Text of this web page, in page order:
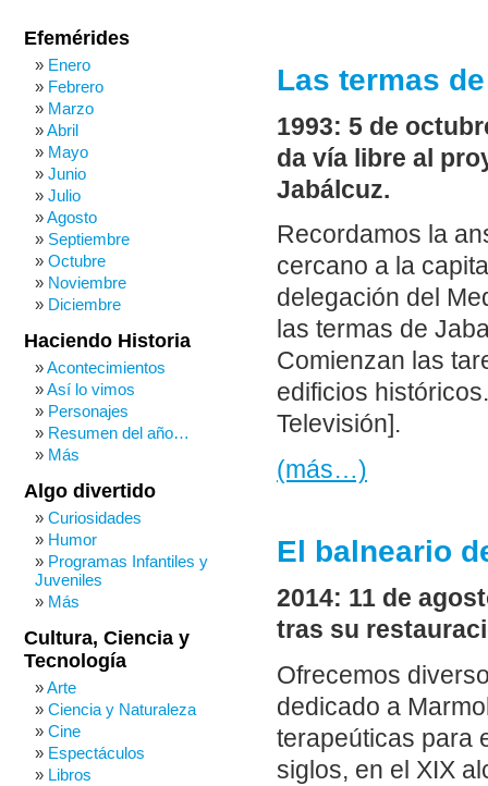
Las termas
1993: 5 de
da vía libre al
Jabálcuz.
Recordamos la
cercano a la
delegación del
las termas de
Comienzan las
edificios
Televisión].
(más…)
El balneario
2014: 11 de
tras su
Ofrecemos
dedicado a
terapeúticas para
siglos, en el XIX
Efemérides
Enero
Febrero
Marzo
Abril
Mayo
Junio
Julio
Agosto
Septiembre
Octubre
Noviembre
Diciembre
Haciendo Historia
Acontecimientos
Así lo vimos
Personajes
Resumen del año…
Más
Algo divertido
Curiosidades
Humor
Programas Infantiles y
Juveniles
Más
Cultura, Ciencia y
Tecnología
Arte
Ciencia y Naturaleza
Cine
Espectáculos
Libros